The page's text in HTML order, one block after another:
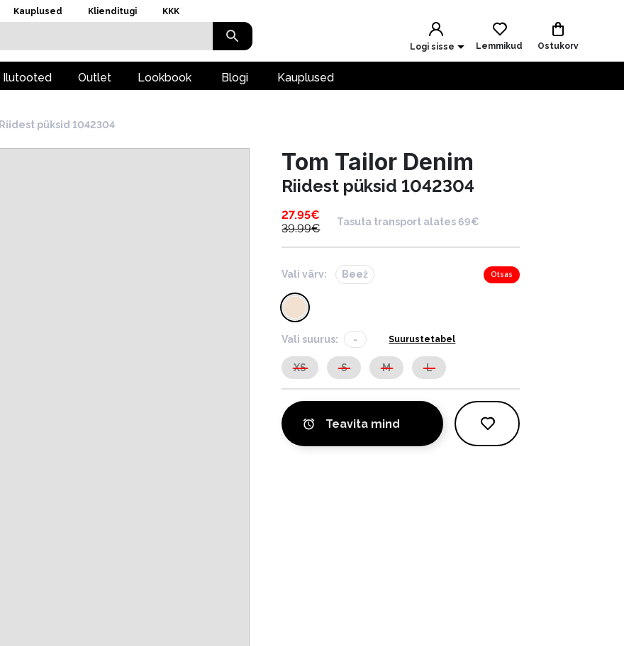
Kauplused Klienditugi KKK
Logi sisse Lemmikud Ostukorv
Ilutooted Outlet Lookbook Blogi Kauplused
Riidest püksid 1042304
Tom Tailor Denim
Riidest püksid 1042304
27.95€
39.99€
Tasuta transport alates 69€
Vali värv: Beež Otsas
Vali suurus: - Suurustetabel
XS S M L
Teavita mind